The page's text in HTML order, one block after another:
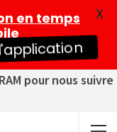
pour nous suivre
en temps
X